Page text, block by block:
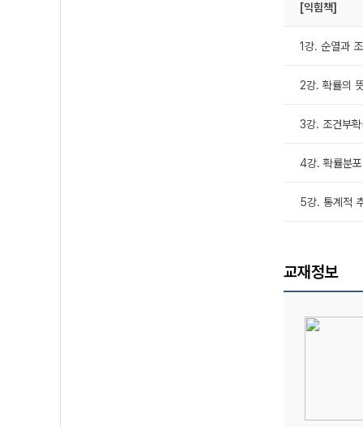
[익힘책]
1강. 순열과
2강. 확률의
3강. 조건부
4강. 확률분포
5강. 통계적
교재정보